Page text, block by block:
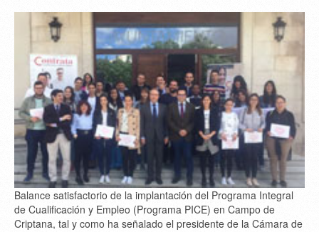
Balance satisfactorio de la implantación del Programa Integral
de Cualificación y Empleo (Programa PICE) en Campo de
Criptana, tal y como ha señalado el presidente de la Cámara de